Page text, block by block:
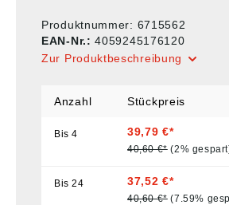
Produktnummer: 6715562
EAN-Nr.:4059245176120
Zur Produktbeschreibung
Anzahl Stückpreis
Bis4 39,79 €*
40,60 €* (2%
Bis24 37,52 €*
40,60 €* (7.59%